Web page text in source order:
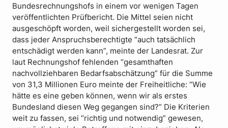
Bundesrechnungshofs in einem vor wenigen Tagen
veröffentlichten Prüfbericht. Die Mittel seien nicht
ausgeschöpft worden, weil sichergestellt worden sei,
dass jeder Anspruchsberechtigte “auch tatsächlich
entschädigt werden kann”, meinte der Landesrat. Zur
laut Rechnungshof fehlenden “gesamthaften
nachvollziehbaren Bedarfsabschätzung” für die Summe
von 31,3 Millionen Euro meinte der Freiheitliche: “Wie
hätte es eine geben können, wenn wir als erstes
Bundesland diesen Weg gegangen sind?” Die Kriterien
weit zu fassen, sei “richtig und notwendig” gewesen,